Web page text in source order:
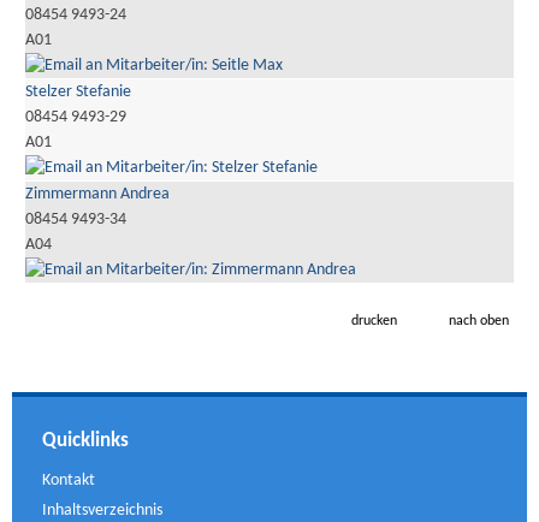
08454 9493-24
A01
Stelzer Stefanie
08454 9493-29
A01
Zimmermann Andrea
08454 9493-34
A04
drucken nach oben
Quicklinks
Kontakt
Inhaltsverzeichnis